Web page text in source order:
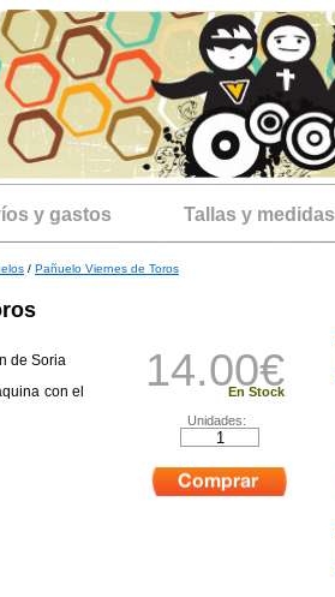
y gastos Tallas y medidas
/ Pañuelo Viernes de Toros
de Soria
con el
14.00€
En Stock
Unidades: